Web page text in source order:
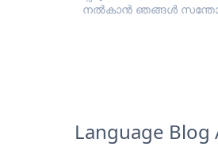
നൽകാൻ ഞങ്ങൾ
Language Blog